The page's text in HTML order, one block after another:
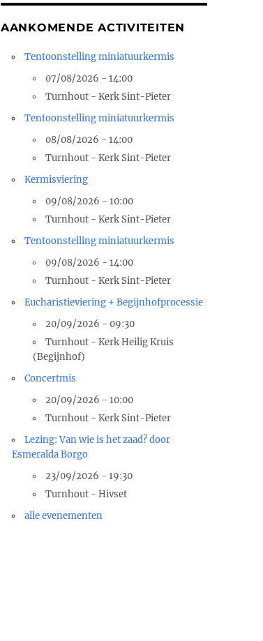
AANKOMENDE ACTIVITEITEN
Tentoonstelling miniatuurkermis
07/08/2026 - 14:00
Turnhout - Kerk Sint-Pieter
Tentoonstelling miniatuurkermis
08/08/2026 - 14:00
Turnhout - Kerk Sint-Pieter
Kermisviering
09/08/2026 - 10:00
Turnhout - Kerk Sint-Pieter
Tentoonstelling miniatuurkermis
09/08/2026 - 14:00
Turnhout - Kerk Sint-Pieter
Eucharistieviering + Begijnhofprocessie
20/09/2026 - 09:30
Turnhout - Kerk Heilig Kruis
(Begijnhof)
Concertmis
20/09/2026 - 10:00
Turnhout - Kerk Sint-Pieter
Lezing: Van wie is het zaad? door
Esmeralda Borgo
23/09/2026 - 19:30
Turnhout - Hivset
alle evenementen